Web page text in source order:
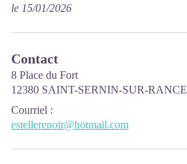
le 15/01/2026
Contact
8 Place du Fort
12380 SAINT-SERNIN-SUR-RANCE
Courriel :
estellerenoir@hotmail.com